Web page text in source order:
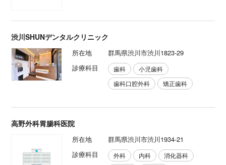
渋川SHUNデンタルクリニック
所在地
群馬県渋川市渋川1823-29
診療科目
歯科
小児歯科
歯科口腔外科
矯正歯科
高野外科胃腸科医院
所在地
群馬県渋川市渋川1934-21
診療科目
外科 内科
消化器科